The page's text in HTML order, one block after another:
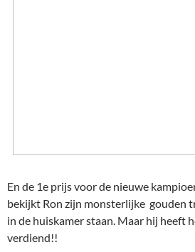
En de 1e prijs voor de nieuwe
bekijkt Ron zijn monsterlijke gouden
in de huiskamer staan. Maar hij heeft
verdiend!!